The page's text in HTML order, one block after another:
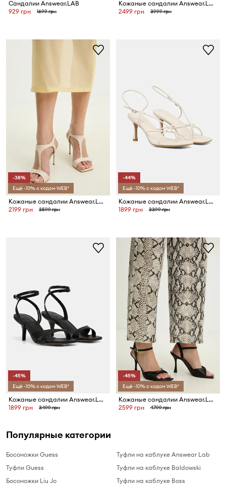
Сандалии Answear.LAB
929 грн
1699 грн
Кожаные сандалии Answear.LAB
2499 грн
3999 грн
-38%
Ещё -10% с кодом WEB*
Кожаные сандалии Answear.LAB
2199 грн
3599 грн
-44%
Ещё -10% с кодом WEB*
Кожаные сандалии Answear.LAB
1899 грн
3399 грн
-45%
Ещё -10% с кодом WEB*
Кожаные сандалии Answear.LAB
1899 грн
3499 грн
-45%
Ещё -10% с кодом WEB*
Кожаные сандалии Answear.LAB
2599 грн
4799 грн
Популярные категории
Босоножки Guess
Туфли Guess
Босоножки Liu Jo
Туфли на каблуке Answear Lab
Туфли на каблуке Baldowski
Туфли на каблуке Boss